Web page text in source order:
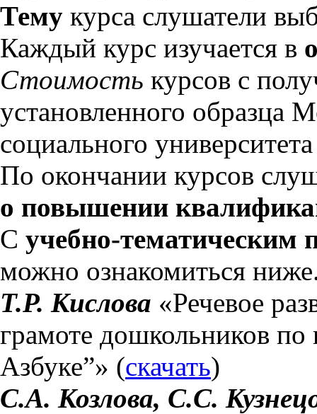
Тему курса слушатели
Каждый курс изучается в
Стоимость курсов с
установленного образца
социального
По окончании курсов
о повышении
С учебно-тематическим
можно ознакомиться
Т.Р. Кислова «Речевое
грамоте дошкольников
Азбуке”» (скачать)
С.А. Козлова, С.С.